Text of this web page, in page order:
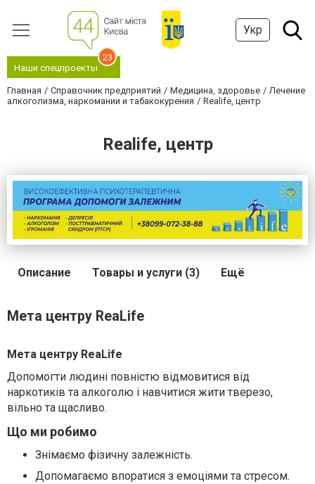
Укр
Наши спецпроекты
23
Главная Справочник предприятий Медицина, здоровье
Лечение
алкоголизма, наркомании и табакокурения
Realife, центр
Realife, центр
Описание Товары и услуги (3) Ещё
Мета центру ReaLife
Мета центру ReaLife
Допомогти людині повністю відмовитися від
наркотиків та алкоголю і навчитися жити тверезо,
вільно та щасливо.
Що ми робимо
Знімаємо фізичну залежність.
Допомагаємо впоратися з емоціями та стресом.